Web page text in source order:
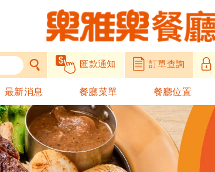
匯款通知 訂單查詢
最新消息 餐廳菜單 餐廳位置